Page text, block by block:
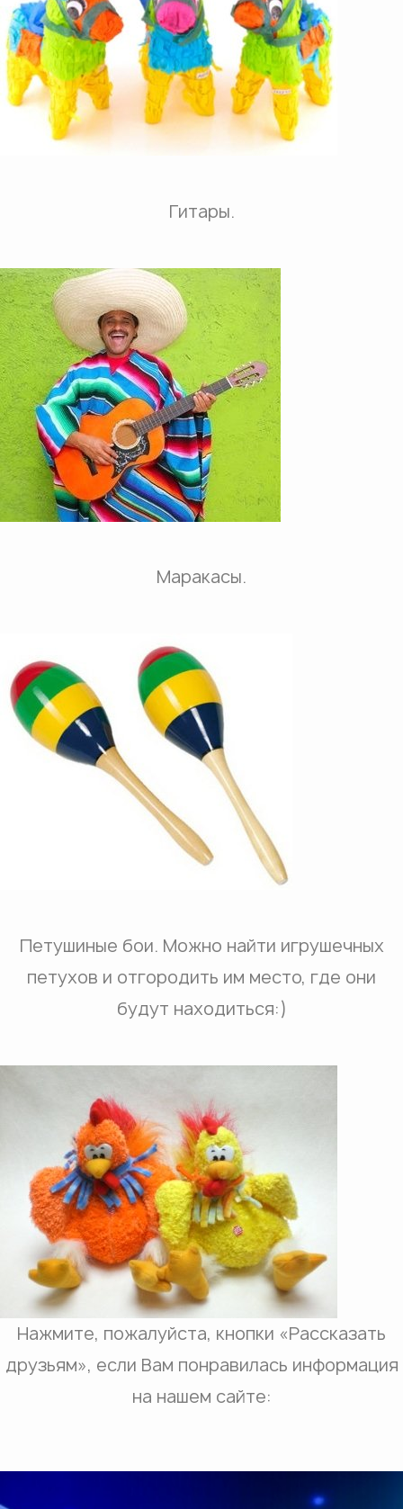
Гитары.
Маракасы.
Петушиные бои. Можно найти игрушечных
петухов и отгородить им место, где они
будут находиться:)
Нажмите, пожалуйста, кнопки «Рассказать
друзьям», если Вам понравилась информация
на нашем сайте: